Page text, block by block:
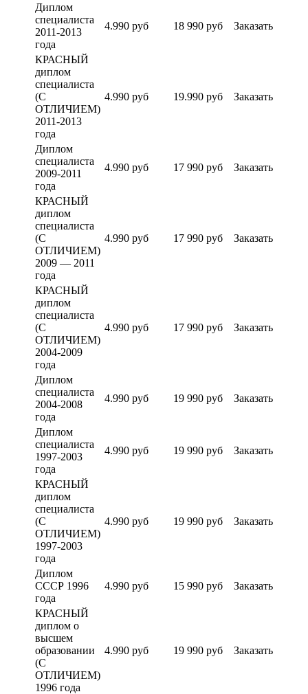
Диплом
специалиста
2011-2013
года
4.990 руб 18 990 руб Заказать
КРАСНЫЙ
диплом
специалиста
(С
ОТЛИЧИЕМ)
2011-2013
года
4.990 руб 19.990 руб Заказать
Диплом
специалиста
2009-2011
года
4.990 руб 17 990 руб Заказать
КРАСНЫЙ
диплом
специалиста
(С
ОТЛИЧИЕМ)
2009 — 2011
года
4.990 руб 17 990 руб Заказать
КРАСНЫЙ
диплом
специалиста
(С
ОТЛИЧИЕМ)
2004-2009
года
4.990 руб 17 990 руб Заказать
Диплом
специалиста
2004-2008
года
4.990 руб 19 990 руб Заказать
Диплом
специалиста
1997-2003
года
4.990 руб 19 990 руб Заказать
КРАСНЫЙ
диплом
специалиста
(С
ОТЛИЧИЕМ)
1997-2003
года
4.990 руб 19 990 руб Заказать
Диплом
СССР 1996
года
4.990 руб 15 990 руб Заказать
КРАСНЫЙ
диплом о
высшем
образовании
(С
ОТЛИЧИЕМ)
1996 года
4.990 руб 19 990 руб Заказать